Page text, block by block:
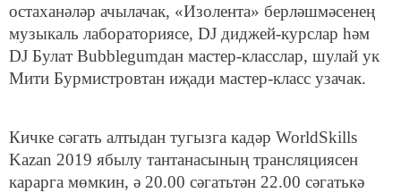
остаханәләр ачылачак, «Изолента» берләшмәсенең
музыкаль лабораториясе, DJ диджей-курслар һәм
DJ Булат Bubblegumдан мастер-класслар, шулай ук
Мити Бурмистровтан иҗади мастер-класс узачак.
Кичке сәгать алтыдан тугызга кадәр WorldSkills
Kazan 2019 ябылу тантанасының трансляциясен
карарга мөмкин, ә 20.00 сәгатьтән 22.00 сәгатькә